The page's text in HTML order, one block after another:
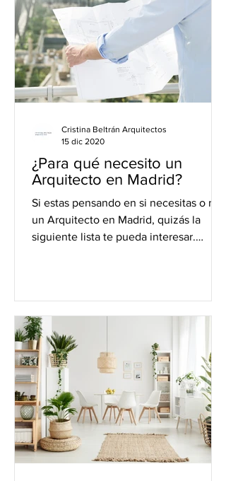
¿Para qué necesito un
Arquitecto en Madrid?
Si estas pensando en si necesitas o no
un Arquitecto en Madrid, quizás la
siguiente lista te pueda interesar.
Cristina Beltrán Arquitectos
15 dic 2020